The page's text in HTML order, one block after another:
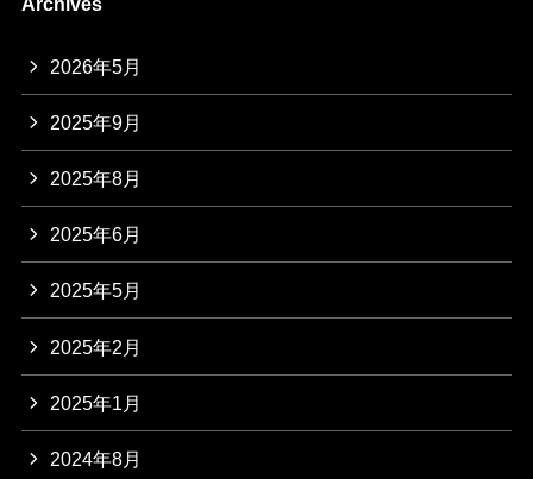
2026年5月
2025年9月
2025年8月
2025年6月
2025年5月
2025年2月
2025年1月
2024年8月